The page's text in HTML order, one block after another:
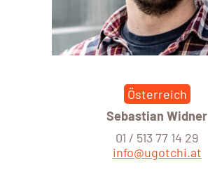
Österreich
Sebastian Widner
01 / 513 77 14 29
info@ugotchi.at